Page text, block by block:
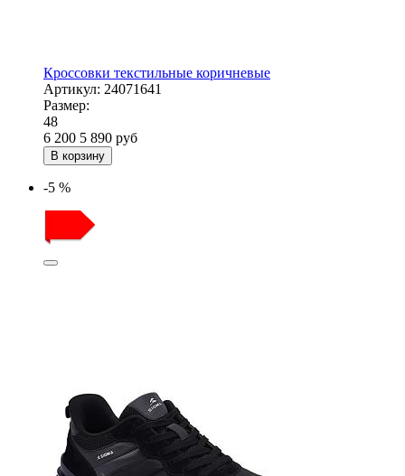
Кроссовки текстильные коричневые
Артикул: 24071641
Размер:
48
6 200 5 890 руб
В корзину
-5 %